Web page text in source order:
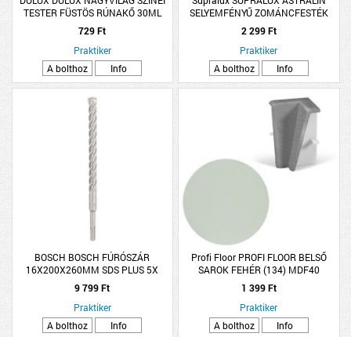
TESTER FÜSTÖS RÚNAKŐ 30ML
729 Ft
Praktiker
A bolthoz
Info
SELYEMFÉNYŰ ZOMÁNCFESTÉK
0,25L OKKER
2 299 Ft
Praktiker
A bolthoz
Info
BOSCH BOSCH FÚRÓSZÁR
16X200X260MM SDS PLUS 5X
9 799 Ft
Praktiker
A bolthoz
Info
Profi Floor PROFI FLOOR BELSŐ
SAROK FEHÉR (134) MDF40
1 399 Ft
Praktiker
A bolthoz
Info